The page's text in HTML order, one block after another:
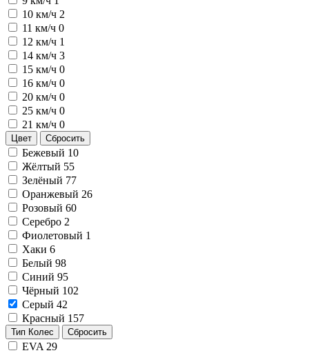
10 км/ч 2
11 км/ч 0
12 км/ч 1
14 км/ч 3
15 км/ч 0
16 км/ч 0
20 км/ч 0
25 км/ч 0
21 км/ч 0
Цвет Сбросить
Бежевый 10
Жёлтый 55
Зелёный 77
Оранжевый 26
Розовый 60
Серебро 2
Фиолетовый 1
Хаки 6
Белый 98
Синий 95
Чёрный 102
Серый 42
Красный 157
Тип Колес Сбросить
EVA 29